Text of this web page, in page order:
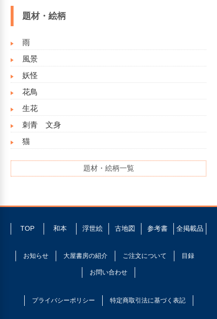
題材・絵柄
雨
風景
妖怪
花鳥
生花
刺青 文身
猫
題材・絵柄一覧
TOP 和本 浮世絵 古地図 参考書 全掲載品
お知らせ 大屋書房の紹介 ご注文について 目録
お問い合わせ
プライバシーポリシー 特定商取引法に基づく表記